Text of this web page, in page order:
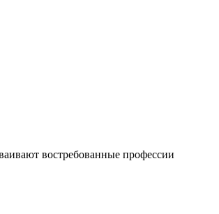
востребованные профессии